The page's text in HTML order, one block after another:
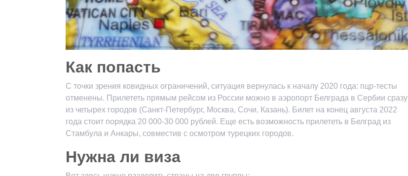
Как попасть
С точки зрения ковидных ограничений, ситуация вернулась к началу 2020 года: пцр-тесты
отменены. Прилететь прямым рейсом из России можно в аэропорт Белграда в Сербии сразу
из четырех городов (Санкт-Петербург, Москва, Сочи, Казань). Билет на конец августа 2022
года стоит порядка 20 000-30 000 рублей. Еще есть возможность прилететь в Белград из
Стамбула и Анкары, совместив с осмотром турецких городов.
Нужна ли виза